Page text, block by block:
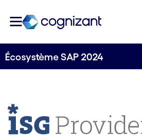
Écosystème SAP 2024